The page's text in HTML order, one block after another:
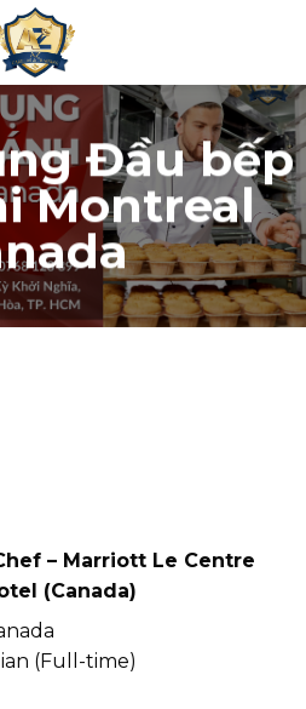
Đầu bếp
Montreal
– Marriott Le Centre
(Canada)
(Full-time)